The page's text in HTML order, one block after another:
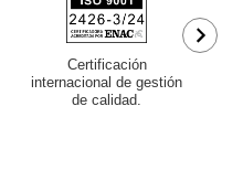
Certificación
internacional de gestión
de calidad.